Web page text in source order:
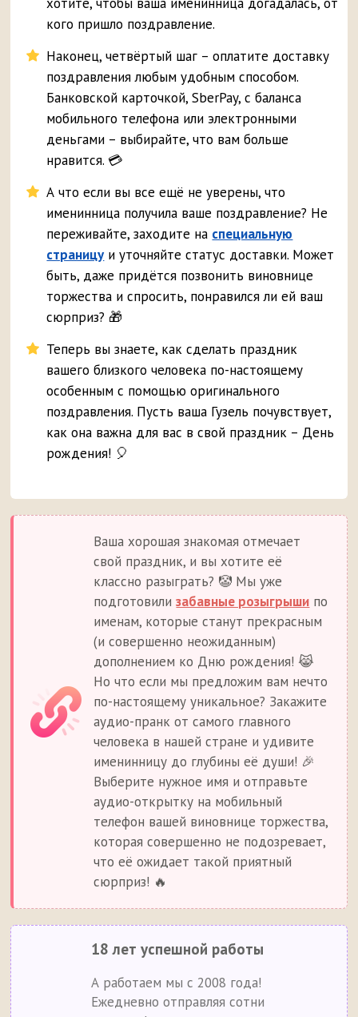
кого пришло поздравление.
Наконец, четвёртый шаг – оплатите доставку
поздравления любым удобным способом.
Банковской карточкой, SberPay, с баланса
мобильного телефона или электронными
деньгами – выбирайте, что вам больше
нравится. 💳
А что если вы все ещё не уверены, что
именинница получила ваше поздравление? Не
переживайте, заходите на специальную
страницуи уточняйте статус доставки. Может
быть, даже придётся позвонить виновнице
торжества и спросить, понравился ли ей ваш
сюрприз? 🎁
Теперь вы знаете, как сделать праздник
вашего близкого человека по-настоящему
особенным с помощью оригинального
поздравления. Пусть ваша Гузель почувствует,
как она важна для вас в свой праздник – День
рождения! 🎈
Ваша хорошая знакомая отмечает
свой праздник, и вы хотите её
классно разыграть? 🤡 Мы уже
подготовилизабавные розыгрыши по
именам, которые станут прекрасным
(и совершенно неожиданным)
дополнением ко Дню рождения! 😹
Но что если мы предложим вам нечто
по-настоящему уникальное? Закажите
аудио-пранк от самого главного
человека в нашей стране и удивите
именинницу до глубины её души! 🎉
Выберите нужное имя и отправьте
аудио-открытку на мобильный
телефон вашей виновнице торжества,
которая совершенно не подозревает,
что её ожидает такой приятный
сюрприз! 🔥
18 лет успешной работы
А работаем мы с 2008 года!
Ежедневно отправляя сотни